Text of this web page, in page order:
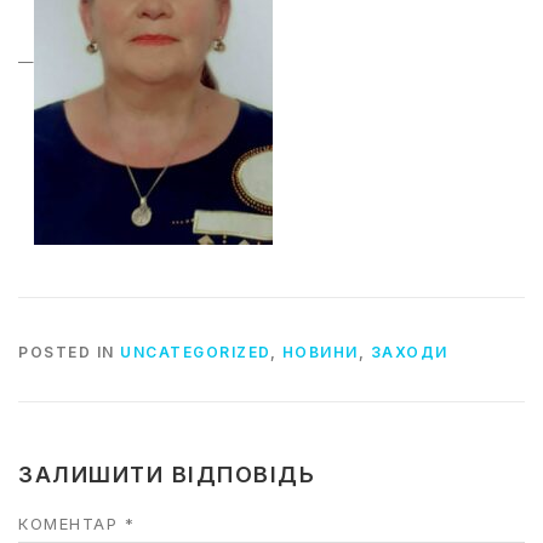
—
POSTED IN UNCATEGORIZED , НОВИНИ , ЗАХОДИ
ЗАЛИШИТИ ВІДПОВІДЬ
КОМЕНТАР *